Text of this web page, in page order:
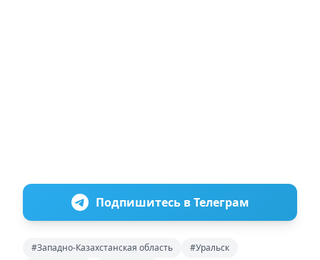
Подпишитесь в Телеграм
#Западно-Казахстанская область
#Уральск